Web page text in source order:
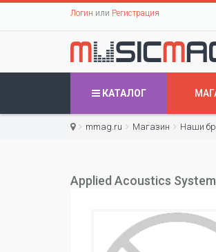
Логин или Регистрация
КАТАЛОГ
mmag.ru Магазин Наши
Applied Acoustics